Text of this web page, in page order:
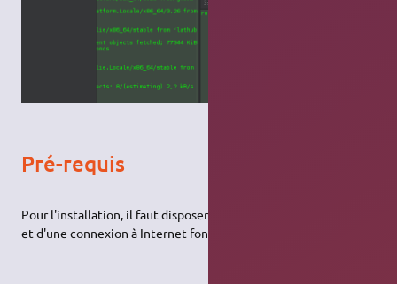
Pré-requis
Pour l'installation, il faut disposer des
et d'une connexion à Internet fonctionnelle et active.